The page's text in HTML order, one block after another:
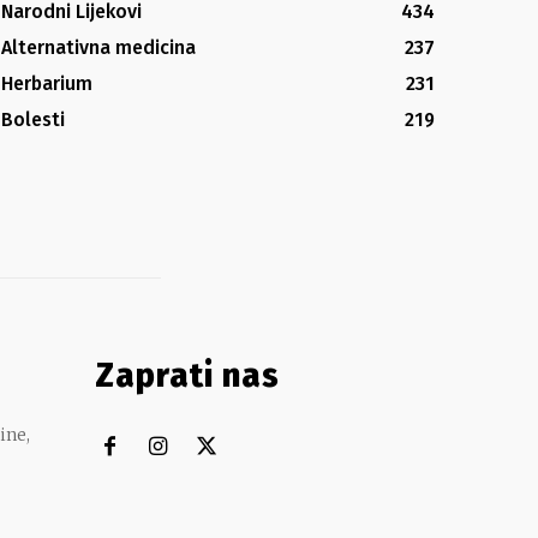
Narodni Lijekovi
434
Alternativna medicina
237
Herbarium
231
Bolesti
219
Zaprati nas